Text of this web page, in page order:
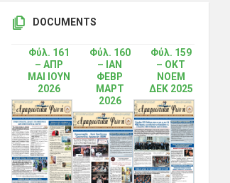
DOCUMENTS
Φύλ. 161
– ΑΠΡ
ΜΑΙ ΙΟΥΝ
2026
Φύλ. 160
– ΙΑΝ
ΦΕΒΡ
ΜΑΡΤ
2026
Φύλ. 159
– ΟΚΤ
ΝΟΕΜ
ΔΕΚ 2025